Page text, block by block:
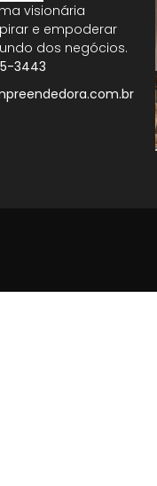
visionária
e empoderar
dos negócios.
3443